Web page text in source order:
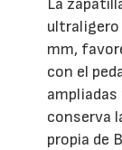
ultraligero
mm,
con el
ampliadas
conserva
propia de